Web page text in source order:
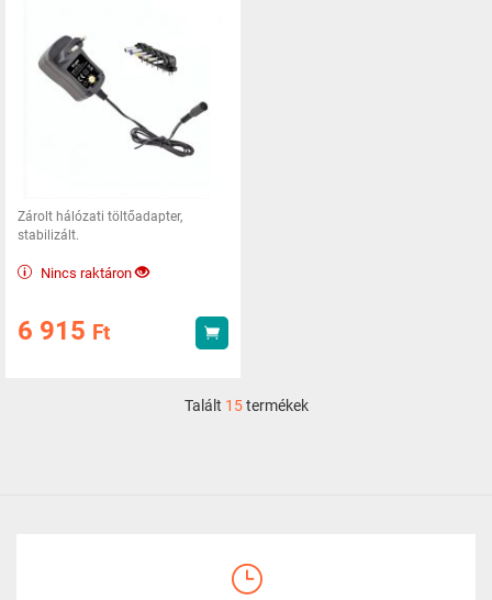
Zárolt hálózati töltőadapter,
stabilizált.
Nincs raktáron
6 915 Ft Vásárlás
Talált 15termékek